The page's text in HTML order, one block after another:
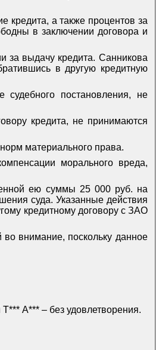
кредита, а также процентов за
в заключении договора и
за выдачу кредита. Санникова
в другую кредитную
постановления, не
кредита, не принимаются
материального права.
морального вреда,
ею суммы 25 000 руб. на
суда. Указанные действия
кредитному договору с ЗАО
внимание, поскольку данное
А*** – без удовлетворения.